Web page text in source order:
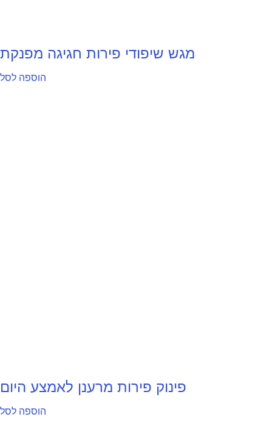
מגש שיפודי פירות חגיגה מפנקת
הוספה לסל
פינוק פירות מרענן לאמצע היום
הוספה לסל